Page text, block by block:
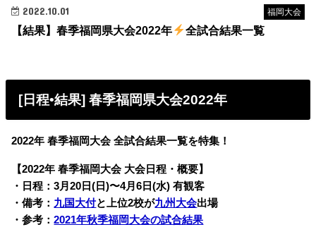
福岡大会
2022.10.01
【結果】春季福岡県大会2022年 全試合結果一覧
[日程•結果] 春季福岡県大会2022年
2022年 春季福岡大会 全試合結果一覧を特集！
【2022年 春季福岡大会 大会日程・概要】
・日程：3月20日(日)〜4月6日(水) 有観客
・備考： 九国大付と上位2校が九州大会出場
・参考：2021年秋季福岡大会の試合結果